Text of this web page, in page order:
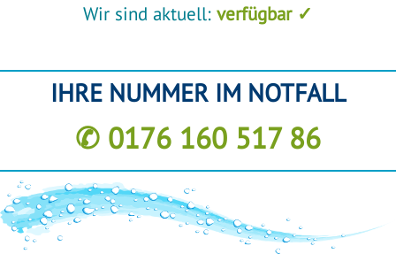
Wir sind aktuell: verfügbar ✓
IHRE NUMMER IM NOTFALL
✆ 0176 160 517 86